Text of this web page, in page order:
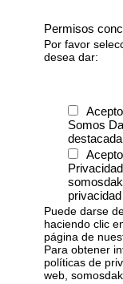
Permisos
Por favor
desea dar:
Somos
destacada
privacidad
Puede darse
haciendo clic
página de
Para obtener
políticas de
web,